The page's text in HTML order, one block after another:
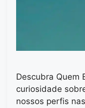
Descubra Quem
curiosidade
nossos perfis